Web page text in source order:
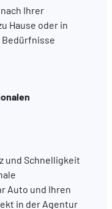
visualiser du contenu
Ihrer
Hause oder in
Bedürfnisse
und Schnelligkeit
Auto und Ihren
in der Agentur